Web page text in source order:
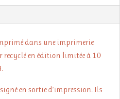
dans une imprimerie
recyclé en édition limitée à 10
en sortie d’impression. Ils